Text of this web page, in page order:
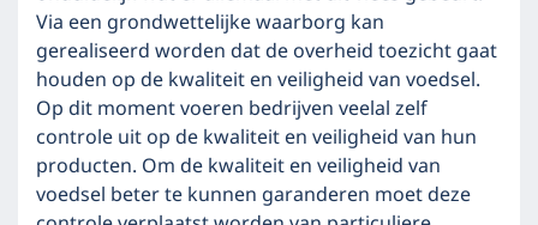
Via een grondwettelijke waarborg kan
gerealiseerd worden dat de overheid toezicht gaat
houden op de kwaliteit en veiligheid van voedsel.
Op dit moment voeren bedrijven veelal zelf
controle uit op de kwaliteit en veiligheid van hun
producten. Om de kwaliteit en veiligheid van
voedsel beter te kunnen garanderen moet deze